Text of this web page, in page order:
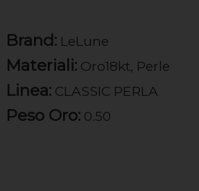
Brand:LeLune
Materiali:Oro18kt, Perle
Linea:CLASSIC PERLA
Peso Oro:0.50